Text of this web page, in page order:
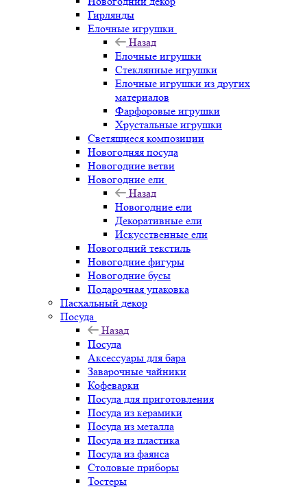
Гирлянды
Елочные игрушки
Назад
Елочные игрушки
Стеклянные игрушки
Елочные игрушки из других
материалов
Фарфоровые игрушки
Хрустальные игрушки
Светящиеся композиции
Новогодняя посуда
Новогодние ветви
Новогодние ели
Назад
Новогодние ели
Декоративные ели
Искусственные ели
Новогодний текстиль
Новогодние фигуры
Новогодние бусы
Подарочная упаковка
Пасхальный декор
Посуда
Назад
Посуда
Аксессуары для бара
Заварочные чайники
Кофеварки
Посуда для приготовления
Посуда из керамики
Посуда из металла
Посуда из пластика
Посуда из фаянса
Столовые приборы
Тостеры